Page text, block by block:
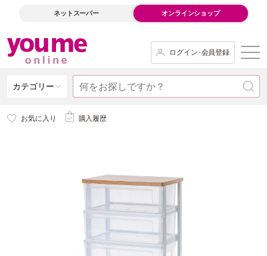
ネットスーパー オンラインショップ
ログイン･会員登録
カテゴリー
お気に入り 購入履歴